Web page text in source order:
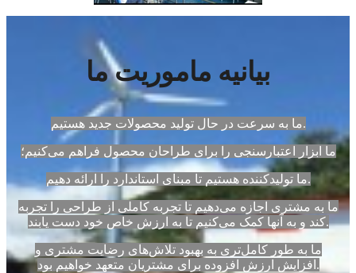
بیانیه ماموریت ما
ما به سرعت در حال تولید محصولات جدید هستیم.
ما ابزار اعتبارسنجی را برای طراحان محصول فراهم می‌کنیم؛
ما تولیدکننده هستیم تا مبنای استاندارد را ارائه دهیم.
ما به مشتری اجازه می‌دهیم تا تجربه کاملی از طراحی را تجربه
کند و به آنها کمک می‌کنیم تا به ارزش خاص خود دست یابند.
ما به طور کامل‌تری به بهبود تلاش‌های رضایت مشتری و
افزایش ارزش افزوده برای مشتریان متعهد خواهیم بود.